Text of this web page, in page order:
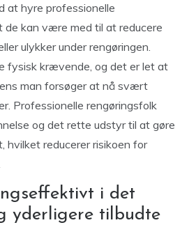
at hyre professionelle
de kan være med til at reducere
ulykker under rengøringen.
fysisk krævende, og det er let at
man forsøger at nå svært
Professionelle rengøringsfolk
og det rette udstyr til at gøre
hvilket reducerer risikoen for
i det
yderligere tilbudte